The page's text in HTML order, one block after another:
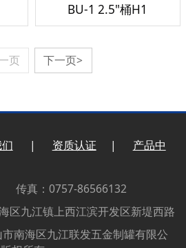
BU-1 2.5"桶H1
页 下一页>
| 资质认证 |
产品中
传真：0757-86566132
区九江镇上西江滨开发区新堤西路
南海区九江联发五金制罐有限公